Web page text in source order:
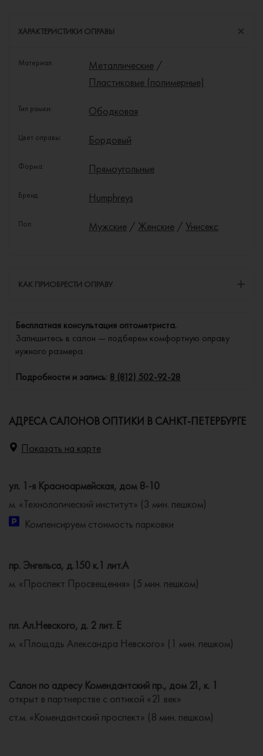
ХАРАКТЕРИСТИКИ ОПРАВЫ
Материал: Металлические /
Пластиковые (полимерные)
Тип рамки: Ободковая
Цвет оправы: Бордовый
Форма: Прямоугольные
Бренд: Humphreys
Пол: Мужские / Женские / Унисекс
КАК ПРИОБРЕСТИ ОПРАВУ
Бесплатная консультация оптометриста.
Запишитесь в салон — подберем комфортную оправу
нужного размера.
Подробности и запись: 8 (812) 502-92-28
АДРЕСА САЛОНОВ ОПТИКИ В САНКТ-ПЕТЕРБУРГЕ
Показать на карте
ул. 1-я Красноармейская, дом 8-10
м. «Технологический институт» (3 мин. пешком)
Компенсируем стоимость парковки
пр. Энгельса, д.150 к.1 лит.А
м. «Проспект Просвещения» (5 мин. пешком)
пл. Ал.Невского, д. 2 лит. Е
м. «Площадь Александра Невского» (1 мин. пешком)
Салон по адресу Комендантский пр., дом 21, к. 1
открыт в партнерстве с оптикой «21 век»
ст.м. «Комендантский проспект» (8 мин. пешком)